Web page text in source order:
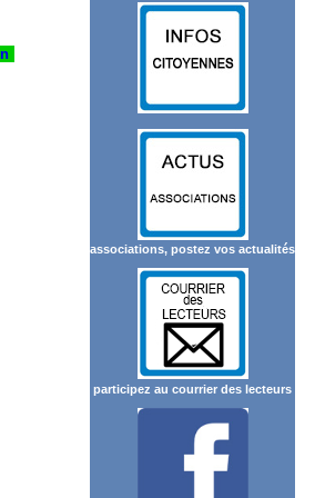
associations, postez vos actualités
participez au courrier des lecteurs